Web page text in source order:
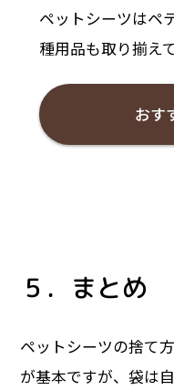
ペットシーツはペ
種用品も取り揃え
おす
５．まとめ
ペットシーツの捨て
が基本ですが、袋は